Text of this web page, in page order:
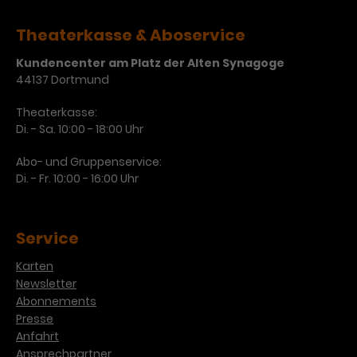
Theaterkasse & Aboservice
Kundencenter am Platz der Alten Synagoge
44137 Dortmund
Theaterkasse:
Di. - Sa. 10:00 - 18:00 Uhr
Abo- und Gruppenservice:
Di. - Fr. 10:00 - 16:00 Uhr
Service
Karten
Newsletter
Abonnements
Presse
Anfahrt
Ansprechpartner